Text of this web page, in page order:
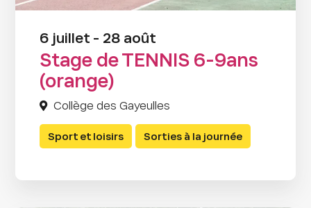
6 juillet - 28 août
Stage de TENNIS 6-9ans
(orange)
Collège des Gayeulles
Sport et loisirs Sorties à la journée